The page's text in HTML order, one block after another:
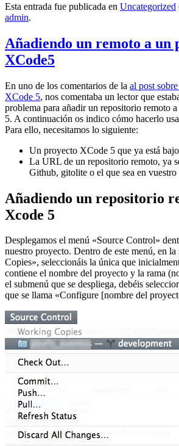
Esta entrada fue publicada en Uncategorized
admin.
Añadiendo un remoto a un
XCode5
En uno de los comentarios de la al post
XCode 5, nos comentaba un lector que
problema para añadir un repositorio remoto
5. A continuación os indico cómo hacerlo
Para ello, necesitamos lo siguiente:
Un proyecto XCode 5 que ya está
La URL de un repositorio remoto, ya
Github, gitolite o el que sea en vuestro
Añadiendo un repositorio
Xcode 5
Desplegamos el menú «Source Control»
nuestro proyecto. Dentro de este menú, en
Copies», seleccionáis la única que
contiene el nombre del proyecto y la rama
el submenú que se despliega, debéis
que se llama «Configure [nombre del